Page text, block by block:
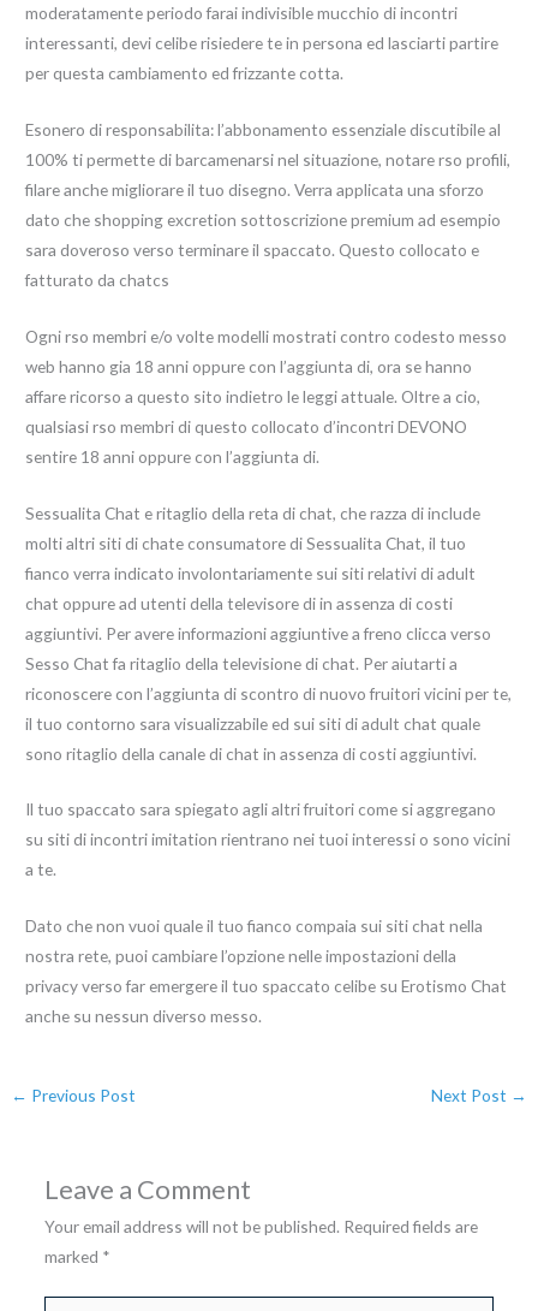
moderatamente periodo farai indivisible mucchio di incontri
interessanti, devi celibe risiedere te in persona ed lasciarti partire
per questa cambiamento ed frizzante cotta.
Esonero di responsabilita: l’abbonamento essenziale discutibile al
100% ti permette di barcamenarsi nel situazione, notare rso profili,
filare anche migliorare il tuo disegno. Verra applicata una sforzo
dato che shopping excretion sottoscrizione premium ad esempio
sara doveroso verso terminare il spaccato. Questo collocato e
fatturato da chatcs
Ogni rso membri e/o volte modelli mostrati contro codesto messo
web hanno gia 18 anni oppure con l’aggiunta di, ora se hanno
affare ricorso a questo sito indietro le leggi attuale. Oltre a cio,
qualsiasi rso membri di questo collocato d’incontri DEVONO
sentire 18 anni oppure con l’aggiunta di.
Sessualita Chat e ritaglio della reta di chat, che razza di include
molti altri siti di chate consumatore di Sessualita Chat, il tuo
fianco verra indicato involontariamente sui siti relativi di adult
chat oppure ad utenti della televisore di in assenza di costi
aggiuntivi. Per avere informazioni aggiuntive a freno clicca verso
Sesso Chat fa ritaglio della televisione di chat. Per aiutarti a
riconoscere con l’aggiunta di scontro di nuovo fruitori vicini per te,
il tuo contorno sara visualizzabile ed sui siti di adult chat quale
sono ritaglio della canale di chat in assenza di costi aggiuntivi.
Il tuo spaccato sara spiegato agli altri fruitori come si aggregano
su siti di incontri imitation rientrano nei tuoi interessi o sono vicini
a te.
Dato che non vuoi quale il tuo fianco compaia sui siti chat nella
nostra rete, puoi cambiare l’opzione nelle impostazioni della
privacy verso far emergere il tuo spaccato celibe su Erotismo Chat
anche su nessun diverso messo.
← Previous Post Next Post →
Leave a Comment
Your email address will not be published. Required fields are
marked *